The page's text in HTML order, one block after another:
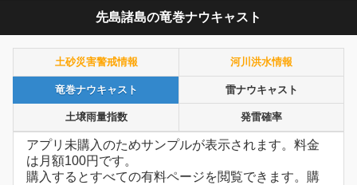
先島諸島の竜巻ナウキャスト
土砂災害警戒情報 河川洪水情報
竜巻ナウキャスト 雷ナウキャスト
土壌雨量指数 発雷確率
アプリ未購入のためサンプルが表示されます。料金
は月額100円です。
購入するとすべての有料ページを閲覧できます。購